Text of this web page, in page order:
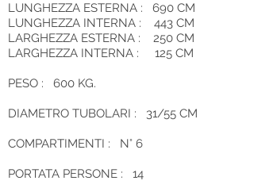
LUNGHEZZA ESTERNA : 690 CM
LUNGHEZZA INTERNA : 443 CM
LARGHEZZA ESTERNA : 250 CM
LARGHEZZA INTERNA : 125 CM
PESO : 600 KG.
DIAMETRO TUBOLARI : 31/55 CM
COMPARTIMENTI : N° 6
PORTATA PERSONE : 14